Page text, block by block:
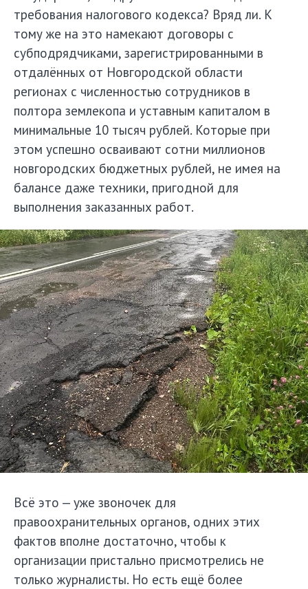
требования налогового кодекса? Вряд ли. К
тому же на это намекают договоры с
субподрядчиками, зарегистрированными в
отдалённых от Новгородской области
регионах с численностью сотрудников в
полтора землекопа и уставным капиталом в
минимальные 10 тысяч рублей. Которые при
этом успешно осваивают сотни миллионов
новгородских бюджетных рублей, не имея на
балансе даже техники, пригодной для
выполнения заказанных работ.
Всё это — уже звоночек для
правоохранительных органов, одних этих
фактов вполне достаточно, чтобы к
организации пристально присмотрелись не
только журналисты. Но есть ещё более